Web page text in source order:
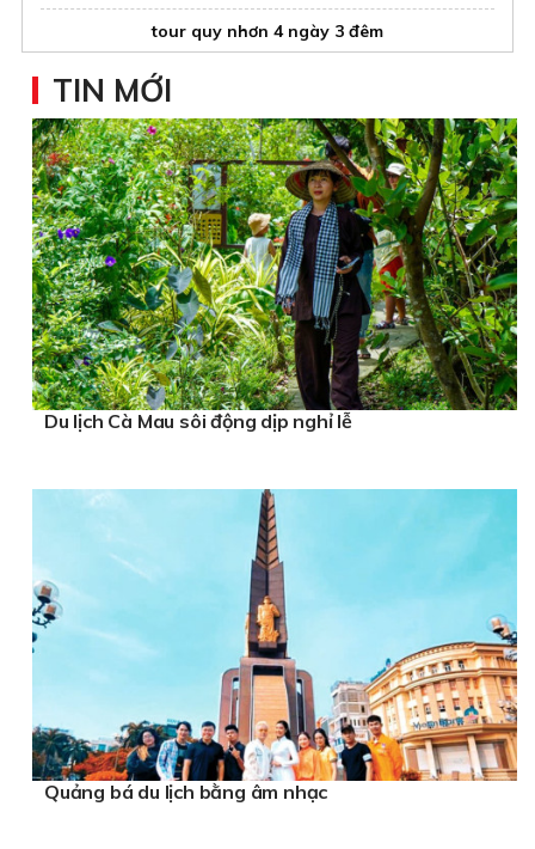
tour quy nhơn 4 ngày 3 đêm
tổ chức khai trương công ty
meetupvn
Halong Bay Luxury Cruise 3 Day
TIN MỚI
Du lịch Cà Mau sôi động dịp nghỉ lễ
Quảng bá du lịch bằng âm nhạc